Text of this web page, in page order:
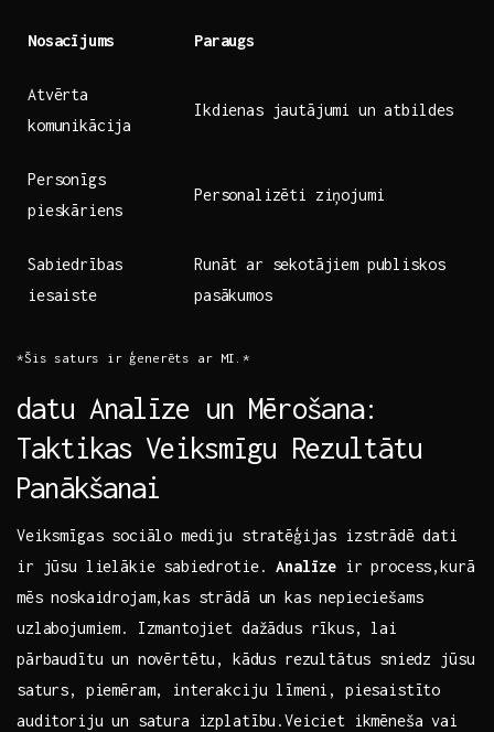
Nosacījums Paraugs
Atvērta
komunikācija
Ikdienas jautājumi un atbildes
Personīgs
pieskāriens
Personalizēti ziņojumi
Sabiedrības⁢
iesaiste
Runāt ar sekotājiem publiskos
pasākumos
*Šis saturs ir⁣ ģenerēts ar MI.*
datu Analīze un Mērošana:
Taktikas⁤ Veiksmīgu Rezultātu
⁤Panākšanai
Veiksmīgas sociālo mediju stratēģijas izstrādē‍ dati
ir jūsu lielākie sabiedrotie.‍Analīze ir process,kurā
mēs noskaidrojam,kas strādā un kas nepieciešams⁣
uzlabojumiem. ‌Izmantojiet dažādus ‌rīkus, lai
pārbaudītu​ un novērtētu,⁣ kādus rezultātus sniedz jūsu
saturs, piemēram, interakciju līmeni,‍ piesaistīto
auditoriju un ‍satura izplatību.Veiciet ikmēneša vai